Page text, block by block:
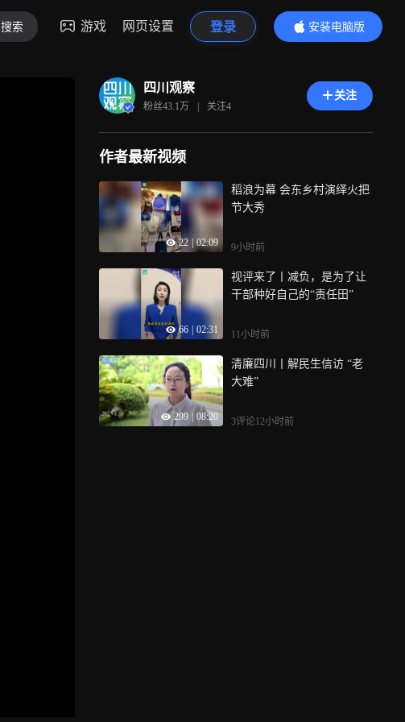
搜索 游戏 网页设置 登录
安装电脑版
内容更精彩
四川观察
粉丝43.1万 | 关注4
关注
作者最新视频
22 02:09
稻浪为幕 会东乡村演绎火把
节大秀
9小时前
66 02:31
视评来了丨减负，是为了让
干部种好自己的“责任田”
11小时前
299 08:20
清廉四川丨解民生信访 “老
大难”
3评论12小时前